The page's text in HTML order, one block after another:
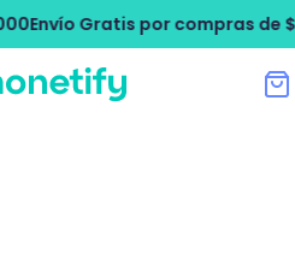
Envío Gratis por compras de